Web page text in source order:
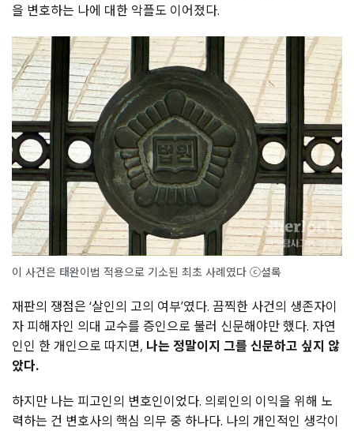
을 변호하는 나에 대한 악플도 이어졌다.
이 사건은 태완이법 적용으로 기소된 최초 사례였다 ⓒ셜록
재판의 쟁점은 ‘살인의 고의 여부’였다. 끔찍한 사건의 생존자이
자 피해자인 의대 교수를 증인으로 불러 신문해야만 했다. 자연
인인 한 개인으로 따지면, 나는 정말이지 그를 신문하고 싶지 않
았다.
하지만 나는 피고인의 변호인이었다. 의뢰인의 이익을 위해 노
력하는 건 변호사의 핵심 의무 중 하나다. 나의 개인적인 생각이